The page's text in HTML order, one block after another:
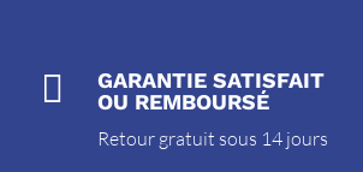

GARANTIE SATISFAIT
OU REMBOURSÉ
Retour gratuit sous 14 jours